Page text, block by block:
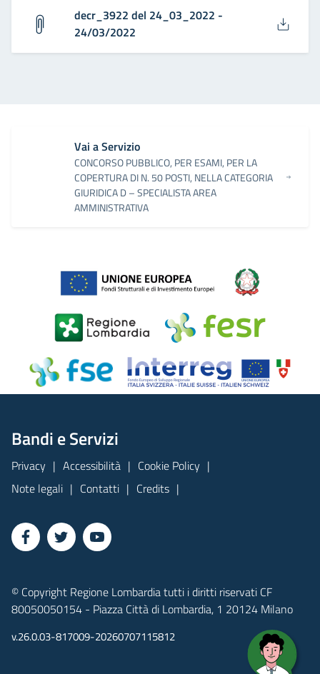
decr_3922 del 24_03_2022 -
24/03/2022
Vai a Servizio
CONCORSO PUBBLICO, PER ESAMI, PER LA
COPERTURA DI N. 50 POSTI, NELLA CATEGORIA
GIURIDICA D – SPECIALISTA AREA
AMMINISTRATIVA
Bandi e Servizi
Privacy Accessibilità
Cookie Policy
Note legali
Contatti Credits
© Copyright Regione Lombardia tutti i diritti riservati CF
80050050154 - Piazza Città di Lombardia, 1 20124 Milano
v.26.0.03-817009-20260707115812